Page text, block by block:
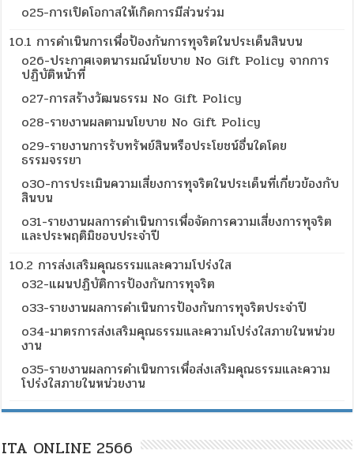
o25-การเปิดโอกาสให้เกิดการมีส่วนร่วม
10.1 การดำเนินการเพื่อป้องกันการทุจริตในประเด็นสินบน
o26-ประกาศเจตนารมณ์นโยบาย No Gift Policy จากการ
ปฏิบัติหน้าที่
o27-การสร้างวัฒนธรรม No Gift Policy
o28-รายงานผลตามนโยบาย No Gift Policy
o29-รายงานการรับทรัพย์สินหรือประโยชน์อื่นใดโดย
ธรรมจรรยา
o30-การประเมินความเสี่ยงการทุจริตในประเด็นที่เกี่ยวข้องกับ
สินบน
o31-รายงานผลการดำเนินการเพื่อจัดการความเสี่ยงการทุจริต
และประพฤติมิชอบประจำปี
10.2 การส่งเสริมคุณธรรมและความโปร่งใส
o32-แผนปฏิบัติการป้องกันการทุจริต
o33-รายงานผลการดำเนินการป้องกันการทุจริตประจำปี
o34-มาตรการส่งเสริมคุณธรรมและความโปร่งใสภายในหน่วย
งาน
o35-รายงานผลการดำเนินการเพื่อส่งเสริมคุณธรรมและความ
โปร่งใสภายในหน่วยงาน
ITA ONLINE 2566